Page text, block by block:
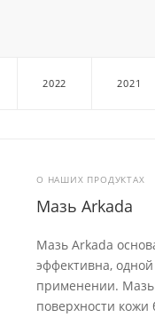
2022 2021
О НАШИХ ПРОДУКТАХ
Мазь Arkada
Мазь Arkada
эффективна,
применении. Мазь
поверхности